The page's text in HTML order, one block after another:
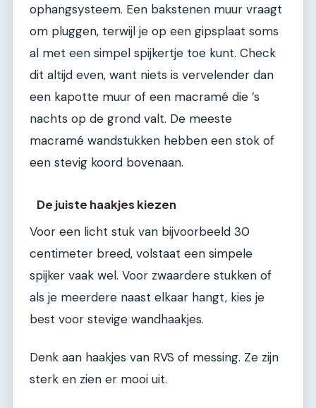
ophangsysteem. Een bakstenen muur vraagt
om pluggen, terwijl je op een gipsplaat soms
al met een simpel spijkertje toe kunt. Check
dit altijd even, want niets is vervelender dan
een kapotte muur of een macramé die ’s
nachts op de grond valt. De meeste
macramé wandstukken hebben een stok of
een stevig koord bovenaan.
De juiste haakjes kiezen
Voor een licht stuk van bijvoorbeeld 30
centimeter breed, volstaat een simpele
spijker vaak wel. Voor zwaardere stukken of
als je meerdere naast elkaar hangt, kies je
best voor stevige wandhaakjes.
Denk aan haakjes van RVS of messing. Ze zijn
sterk en zien er mooi uit.